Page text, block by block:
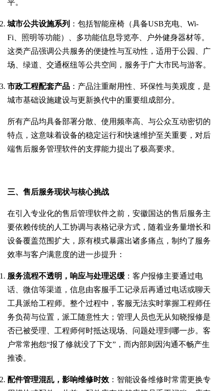
平。
城市公共设施系列 ：包括智能座椅（具备USB充电、Wi-
Fi、照明等功能）、多功能信息导览亭、户外健身器材等。
这类产品强调公共服务的便捷性与互动性，适用于公园、广
场、绿道、交通枢纽等公共空间，服务于广大市民与游客。
市政工程配套产品 ：产品注重耐用性、环保性与美观度，是
城市基础设施建设与更新换代中的重要组成部分。
所有产品均具备部署分散、使用频率高、与公众互动密切的
特点，这意味着设备的稳定运行和快速维护至关重要，对后
端售后服务管理软件的支撑能力提出了极高要求。
三、售后服务现状与核心挑战
在引入专业化的售后管理软件之前，安徽国达的售后服务主
要依赖传统的人工协调与表格记录方式，随着业务量增长和
设备覆盖范围扩大，原有模式暴露出诸多痛点，制约了服务
效率与客户满意度的进一步提升：
服务流程不透明，响应与处理迟缓 ：客户报修主要通过电
话、微信等渠道，信息由客服手工记录后再通过电话或聊天
工具派给工程师。整个过程中，客服无法实时掌握工程师任
务负荷与位置，派工随意性大；管理人员也无从知晓报修是
否已被受理、工程师何时抵达现场、问题处理到哪一步。客
户常常抱怨“报了修就没了下文”，而内部则因沟通不畅产生
推诿。
配件管理混乱，影响维修时效 ：智能设备维修时常需更换专